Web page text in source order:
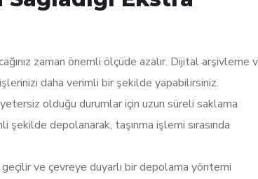
zaman önemli ölçüde azalır. Dijital arşivleme
daha verimli bir şekilde yapabilirsiniz.
olduğu durumlar için uzun süreli saklama
şekilde depolanarak, taşınma işlemi sırasında
ve çevreye duyarlı bir depolama yöntemi